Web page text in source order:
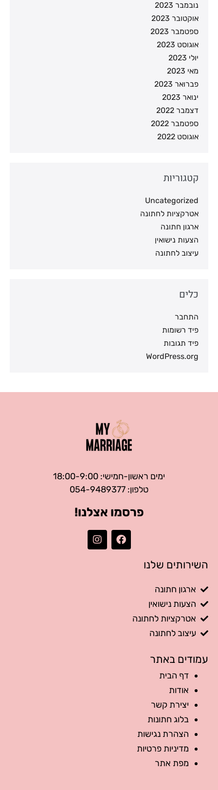
נובמבר 2023
אוקטובר 2023
ספטמבר 2023
אוגוסט 2023
יולי 2023
מאי 2023
פברואר 2023
ינואר 2023
דצמבר 2022
ספטמבר 2022
אוגוסט 2022
קטגוריות
Uncategorized
אטרקציות לחתונה
ארגון חתונה
הצעות נישואין
עיצוב לחתונה
כלים
התחבר
פיד רשומות
פיד תגובות
WordPress.org
עמודים באתר
דף הבית
אודות
יצירת קשר
בלוג חתונות
הצהרת נגישות
מדיניות פרטיות
מפת אתר
השירותים שלנו
ארגון חתונה
הצעות נישואין
אטרקציות לחתונה
עיצוב לחתונה
ימים ראשון-חמישי: 18:00-9:00
טלפון: 054-9489377
פרסמו אצלנו!